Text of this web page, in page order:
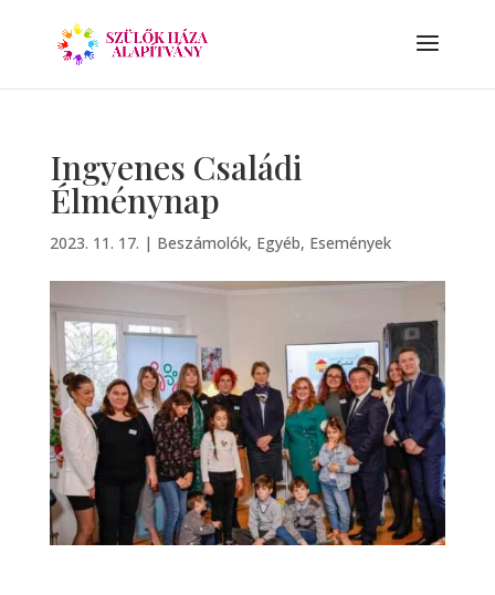
Ingyenes Családi
Élménynap
2023. 11. 17. | Beszámolók, Egyéb, Események